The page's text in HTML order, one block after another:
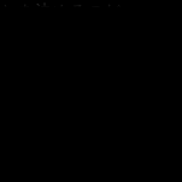
を決めるのだっ
、頭脳明晰、元軍
挺拳銃（トゥーハ